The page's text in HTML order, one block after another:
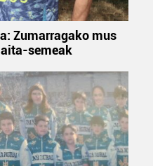
Zumarragako mus
semeak